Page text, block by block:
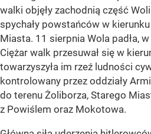
walki objęły zachodnią część
spychały powstańców w
Miasta. 11 sierpnia Wola padła,
Ciężar walk przesuwał się w
towarzyszyła im rzeź ludności
kontrolowany przez oddziały
do terenu Żoliborza, Starego
z Powiślem oraz Mokotowa.